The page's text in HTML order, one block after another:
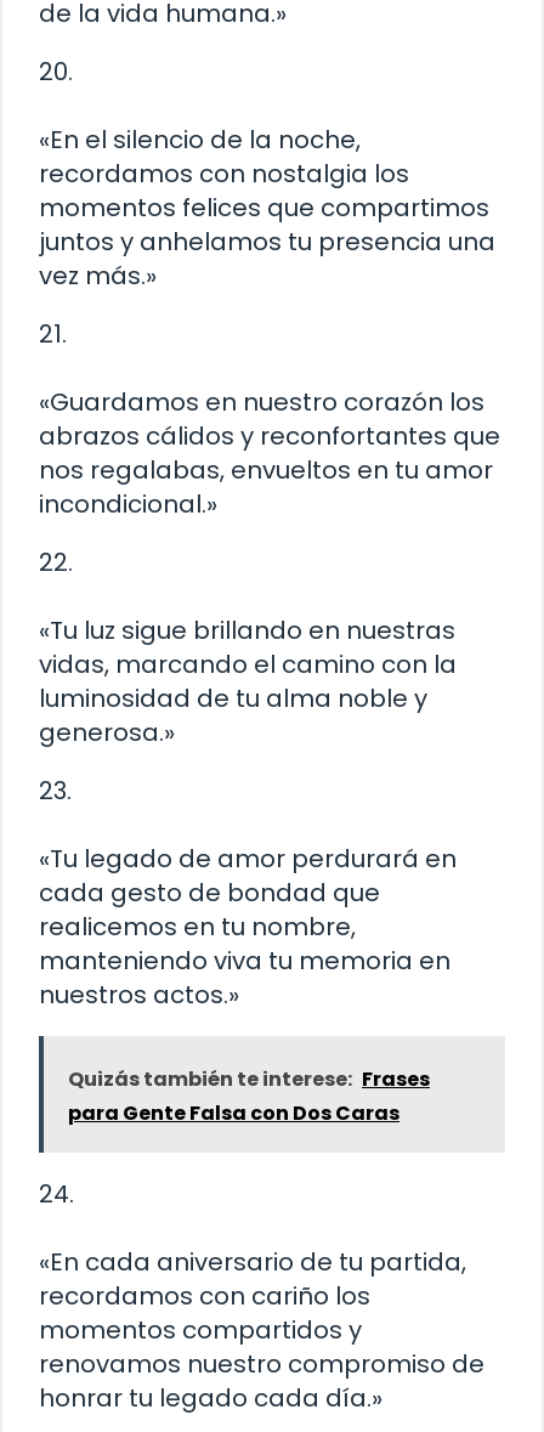
de la vida humana.»
20.
«En el silencio de la noche,
recordamos con nostalgia los
momentos felices que compartimos
juntos y anhelamos tu presencia una
vez más.»
21.
«Guardamos en nuestro corazón los
abrazos cálidos y reconfortantes que
nos regalabas, envueltos en tu amor
incondicional.»
22.
«Tu luz sigue brillando en nuestras
vidas, marcando el camino con la
luminosidad de tu alma noble y
generosa.»
23.
«Tu legado de amor perdurará en
cada gesto de bondad que
realicemos en tu nombre,
manteniendo viva tu memoria en
nuestros actos.»
Quizás también te interese: Frases
para Gente Falsa con Dos Caras
24.
«En cada aniversario de tu partida,
recordamos con cariño los
momentos compartidos y
renovamos nuestro compromiso de
honrar tu legado cada día.»